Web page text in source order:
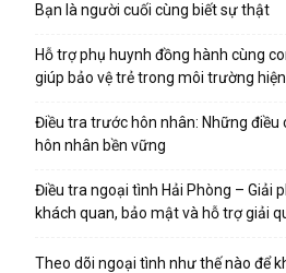
Bạn là người cuối cùng biết sự thật
Hỗ trợ phụ huynh đồng hành cùng
giúp bảo vệ trẻ trong môi trường
Điều tra trước hôn nhân: Những điều
hôn nhân bền vững
Điều tra ngoại tình Hải Phòng – Giải
khách quan, bảo mật và hỗ trợ giải
Theo dõi ngoại tình như thế nào để